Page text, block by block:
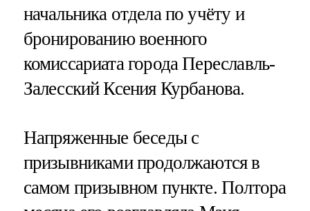
начальника отдела по учёту и
бронированию военного
комиссариата города Переславль-
Залесский Ксения Курбанова.
Напряженные беседы с
призывниками продолжаются в
самом призывном пункте. Полтора